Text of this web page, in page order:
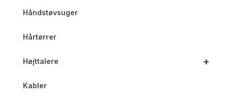
Håndstøvsuger
Hårtørrer
+
Højttalere
Kabler